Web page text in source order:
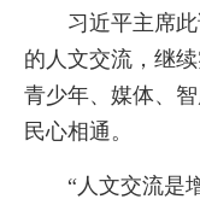
习近平主席
的人文交流，继
青少年、媒体、
民心相通。
“人文交流是